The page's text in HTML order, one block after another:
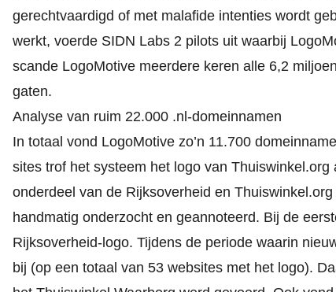
gerechtvaardigd of met malafide intenties wordt
werkt, voerde SIDN Labs 2 pilots uit waarbij
scande LogoMotive meerdere keren alle 6,2
gaten.
Analyse van ruim 22.000 .nl-domeinnamen
In totaal vond LogoMotive zo’n 11.700
sites trof het systeem het logo van
onderdeel van de Rijksoverheid en
handmatig onderzocht en geannoteerd. Bij de
Rijksoverheid-logo. Tijdens de periode waarin
bij (op een totaal van 53 websites met het logo).